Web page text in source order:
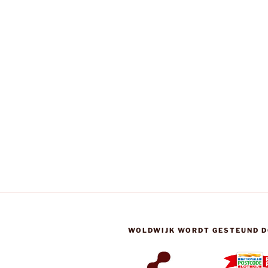
WOLDWIJK WORDT GESTEUND